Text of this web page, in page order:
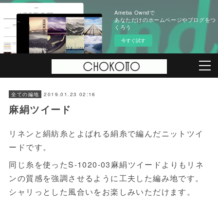
Ameba Owndで
あなただけのホームページやブログをつ
くろう
今すぐ試す
全ての編地 2019.01.23 02:16
麻絹ツイード
リネンと絹紡糸とよばれる絹糸で編んだニットツイ
ードです。
同じ糸を使ったS-1020-03麻絹ツイードよりもリネ
ンの質感を強調させるように工夫した編み地です。
シャリっとした風合いをお楽しみいただけます。